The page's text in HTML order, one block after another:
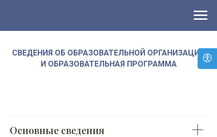
СВЕДЕНИЯ ОБ ОБРАЗОВАТЕЛЬНОЙ ОРГАНИЗАЦИИ
И ОБРАЗОВАТЕЛЬНАЯ ПРОГРАММА
Основные сведения